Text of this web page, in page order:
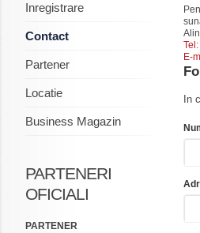
Inregistrare
Contact
Partener
Locatie
Business Magazin
PARTENERI
OFICIALI
PARTENER
Tel:
E-
In